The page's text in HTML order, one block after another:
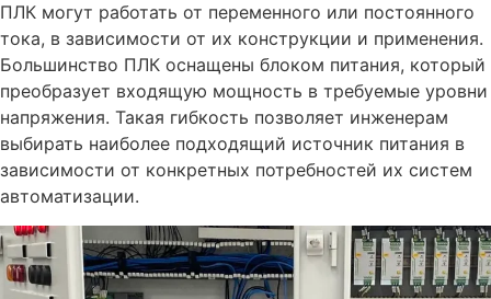
ПЛК могут работать от переменного или постоянного
тока, в зависимости от их конструкции и применения.
Большинство ПЛК оснащены блоком питания, который
преобразует входящую мощность в требуемые уровни
напряжения. Такая гибкость позволяет инженерам
выбирать наиболее подходящий источник питания в
зависимости от конкретных потребностей их систем
автоматизации.